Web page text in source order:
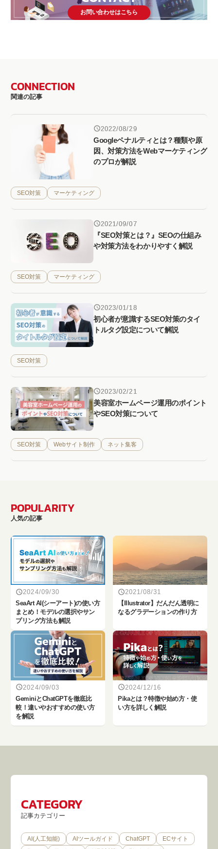
お問い合わせはこちら
CONNECTION
関連の記事
2022/08/29
Googleペナルティとは？種類や原
因、対策方法をWebマーケティング
のプロが解説
SEO対策 マーケティング
2021/09/07
『SEO対策とは？』SEOの仕組み
や対策方法をわかりやすく解説
SEO対策 マーケティング
2023/01/18
初心者が意識するSEO対策のタイ
トルタグ設定について解説
SEO対策
2023/02/21
美容室ホームページ運用のポイント
やSEO対策について
SEO対策 Webサイト制作 ネット集客
POPULARITY
人気の記事
2024/09/30
SeaArt AI(シーアート)の使い方
まとめ！モデルの選択やサン
プリング方法も解説
2021/08/31
【Illustrator】だんだん透明に
なるグラデーションの作り方
2024/09/03
‎GeminiとChatGPTを徹底比
較！違いやおすすめの使い方
を解説
2024/12/16
Pikaとは？特徴や始め方・使
い方を詳しく解説
CATEGORY
記事カテゴリー
AI(人工知能) AIツールガイド ChatGPT
ECサイト